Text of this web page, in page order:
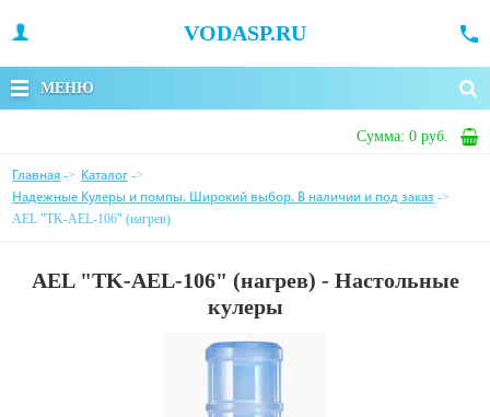
VODASP.RU
МЕНЮ
Сумма: 0 руб.
Главная -> Каталог ->
Надежные Кулеры и помпы. Широкий выбор. В наличии и под заказ ->
AEL "TK-AEL-106" (нагрев)
AEL "TK-AEL-106" (нагрев) - Настольные
кулеры